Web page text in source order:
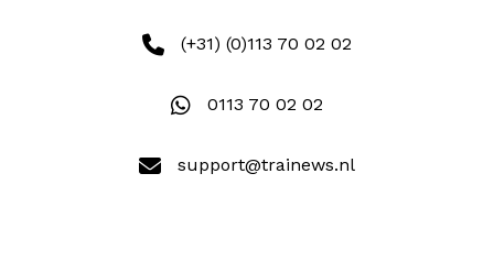
(+31) (0)113 70 02 02
0113 70 02 02
support@trainews.nl